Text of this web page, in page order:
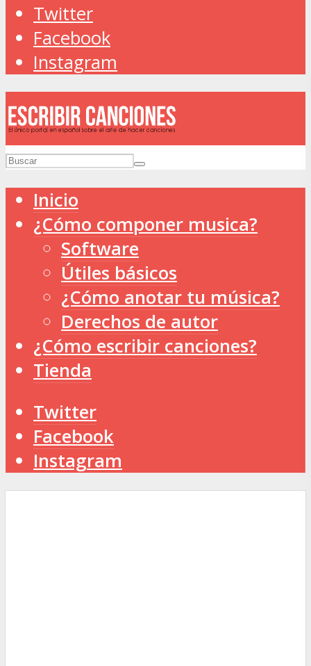
Twitter
Facebook
Instagram
Inicio
¿Cómo componer musica?
Software
Útiles básicos
¿Cómo anotar tu música?
Derechos de autor
¿Cómo escribir canciones?
Tienda
Twitter
Facebook
Instagram